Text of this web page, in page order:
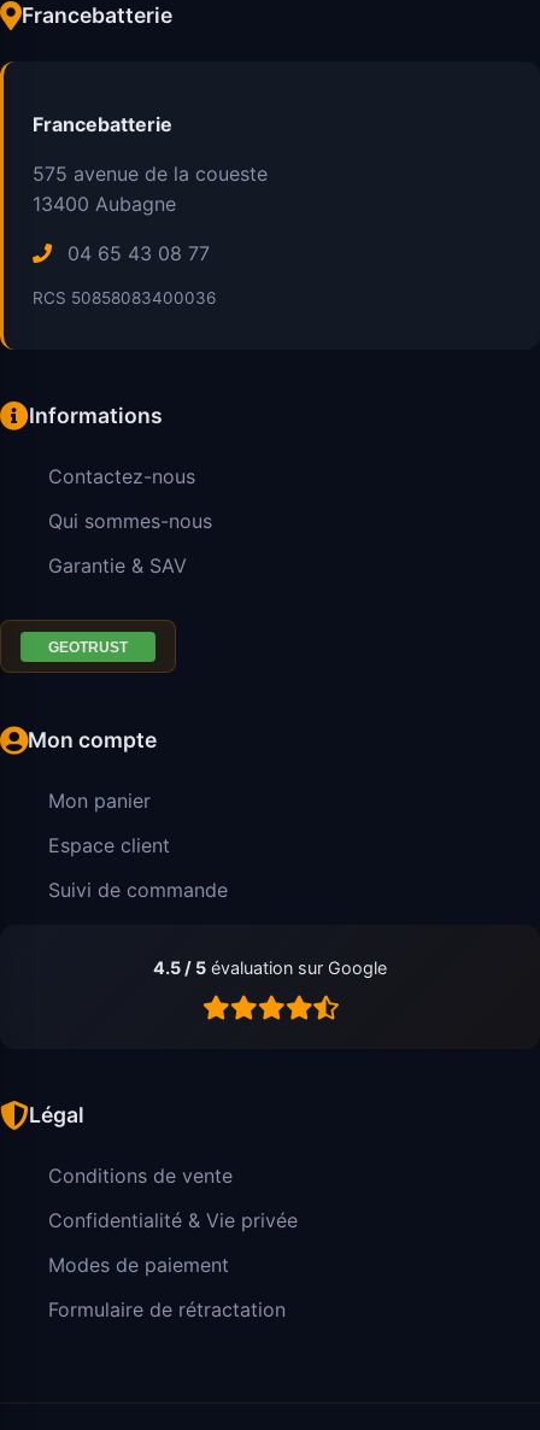
Francebatterie
Francebatterie
575 avenue de la coueste
13400 Aubagne
04 65 43 08 77
RCS 50858083400036
Informations
Contactez-nous
Qui sommes-nous
Garantie & SAV
Mon compte
Mon panier
Espace client
Suivi de commande
4.5 / 5 évaluation sur Google
Légal
Conditions de vente
Confidentialité & Vie privée
Modes de paiement
Formulaire de rétractation